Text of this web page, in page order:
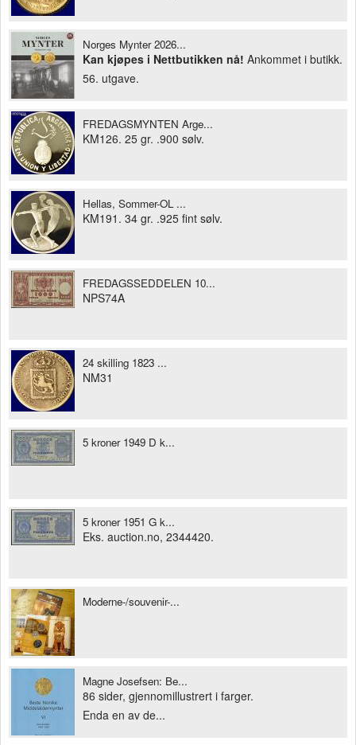
Norges Mynter 2026...
Kan kjøpes i Nettbutikken nå! Ankommet i butikk.
56. utgave.
FREDAGSMYNTEN Arge...
KM126. 25 gr. .900 sølv.
Hellas, Sommer-OL ...
KM191. 34 gr. .925 fint sølv.
FREDAGSSEDDELEN 10...
NPS74A
24 skilling 1823 ...
NM31
5 kroner 1949 D k...
5 kroner 1951 G k...
Eks. auction.no, 2344420.
Moderne-/souvenir-...
Magne Josefsen: Be...
86 sider, gjennomillustrert i farger.
Enda en av de...